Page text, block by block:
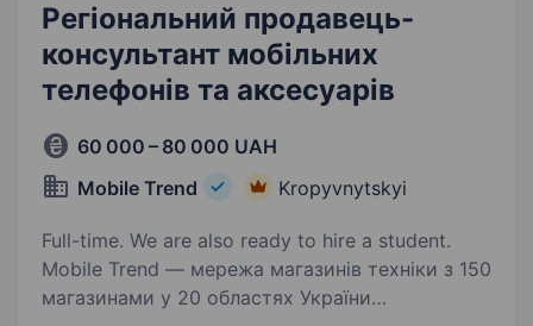
Регіональний продавець-
консультант мобільних
телефонів та аксесуарів
60 000 – 80 000 UAH
Mobile Trend
Kropyvnytskyi
Full-time. We are also ready to hire a student.
Mobile Trend — мережа магазинів техніки з 150
магазинами у 20 областях України